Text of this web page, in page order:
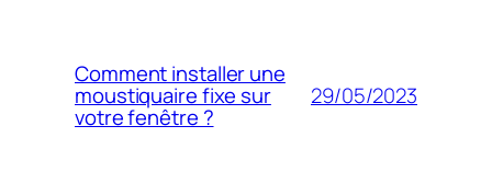
Comment installer une
moustiquaire fixe sur
votre fenêtre ?
29/05/2023